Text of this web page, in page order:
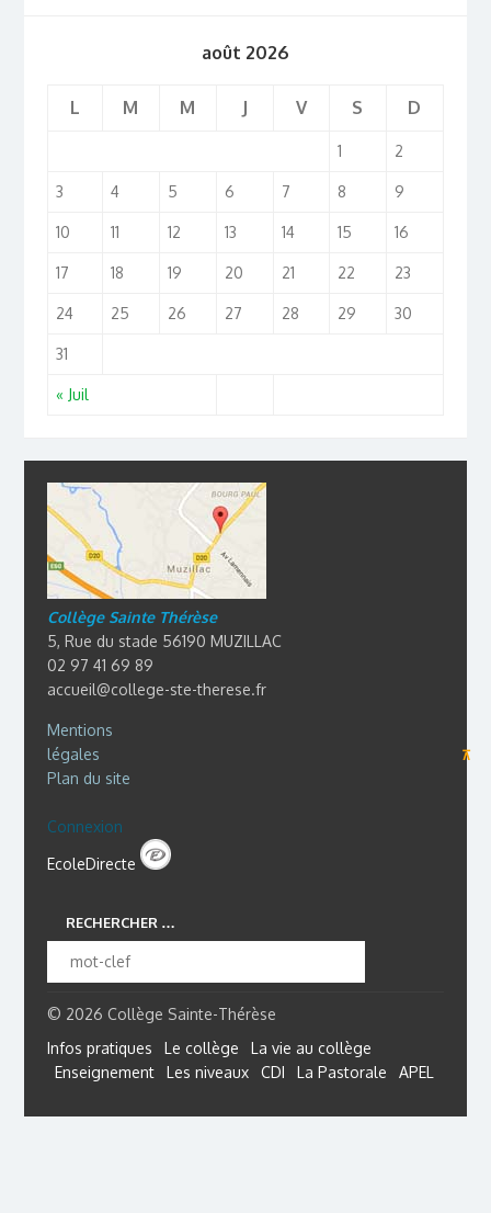
août 2026
L M M J V S D
« Juil
1 2
3 4 5 6 7 8 9
10 11 12 13 14 15 16
17 18 19 20 21 22 23
24 25 26 27 28 29 30
31
Collège Sainte Thérèse
5, Rue du stade 56190 MUZILLAC
02 97 41 69 89
accueil@college-ste-therese.fr
Mentions
légales
⊼
Plan du site
Connexion
EcoleDirecte
RECHERCHER …
© 2026 Collège Sainte-Thérèse
Infos pratiques
Le collège
La vie au collège
Enseignement
Les niveaux CDI La Pastorale APEL